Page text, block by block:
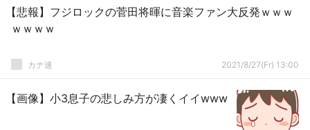
【悲報】フジロックの菅田将暉に音楽ファン大反発ｗｗｗ
ｗｗｗｗ
カナ速 2021/8/27(Fr) 13:00
【画像】小3息子の悲しみ方が凄くイイwww